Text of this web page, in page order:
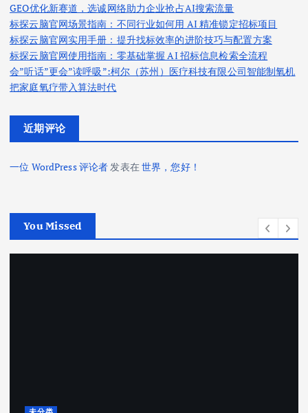
GEO优化新赛道，选诚网络助力企业抢占AI搜索流量
标探云脑官网场景指南：不同行业如何用 AI 精准锁定招标项目
标探云脑官网实用手册：提升找标效率的进阶技巧与配置方案
标探云脑官网使用指南：零基础掌握 AI 招标信息检索全流程
会”听话”更会”读呼吸”:柯尔（苏州）医疗科技有限公司智能制氧机
把家庭氧疗带入算法时代
近期评论
一位 WordPress 评论者发表在世界，您好！
You Missed